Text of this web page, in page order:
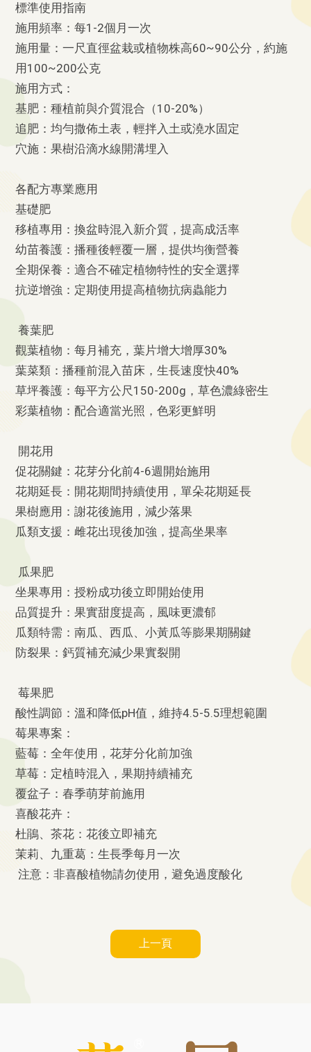
標準使用指南
施用頻率：每1-2個月一次
施用量：一尺直徑盆栽或植物株高60~90公分，約施
用100~200公克
施用方式：
基肥：種植前與介質混合（10-20%）
追肥：均勻撒佈土表，輕拌入土或澆水固定
穴施：果樹沿滴水線開溝埋入
各配方專業應用
基礎肥
移植專用：換盆時混入新介質，提高成活率
幼苗養護：播種後輕覆一層，提供均衡營養
全期保養：適合不確定植物特性的安全選擇
抗逆增強：定期使用提高植物抗病蟲能力
養葉肥
觀葉植物：每月補充，葉片增大增厚30%
葉菜類：播種前混入苗床，生長速度快40%
草坪養護：每平方公尺150-200g，草色濃綠密生
彩葉植物：配合適當光照，色彩更鮮明
開花用
促花關鍵：花芽分化前4-6週開始施用
花期延長：開花期間持續使用，單朵花期延長
果樹應用：謝花後施用，減少落果
瓜類支援：雌花出現後加強，提高坐果率
瓜果肥
坐果專用：授粉成功後立即開始使用
品質提升：果實甜度提高，風味更濃郁
瓜類特需：南瓜、西瓜、小黃瓜等膨果期關鍵
防裂果：鈣質補充減少果實裂開
莓果肥
酸性調節：溫和降低pH值，維持4.5-5.5理想範圍
莓果專案：
藍莓：全年使用，花芽分化前加強
草莓：定植時混入，果期持續補充
覆盆子：春季萌芽前施用
喜酸花卉：
杜鵑、茶花：花後立即補充
茉莉、九重葛：生長季每月一次
注意：非喜酸植物請勿使用，避免過度酸化
上一頁